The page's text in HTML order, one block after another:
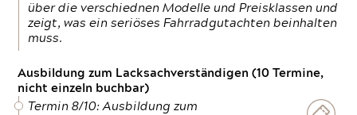
über die verschiednen Modelle und Preisklassen und
zeigt, was ein seriöses Fahrradgutachten beinhalten
muss.
Ausbildung zum Lacksachverständigen (10 Termine,
nicht einzeln buchbar)
Termin 8/10: Ausbildung zum